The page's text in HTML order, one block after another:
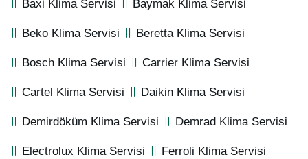
Baxi Klima Servisi Baymak Klima Servisi
Beko Klima Servisi Beretta Klima Servisi
Bosch Klima Servisi Carrier Klima Servisi
Cartel Klima Servisi Daikin Klima Servisi
Demirdöküm Klima Servisi Demrad Klima Servisi
Electrolux Klima Servisi Ferroli Klima Servisi